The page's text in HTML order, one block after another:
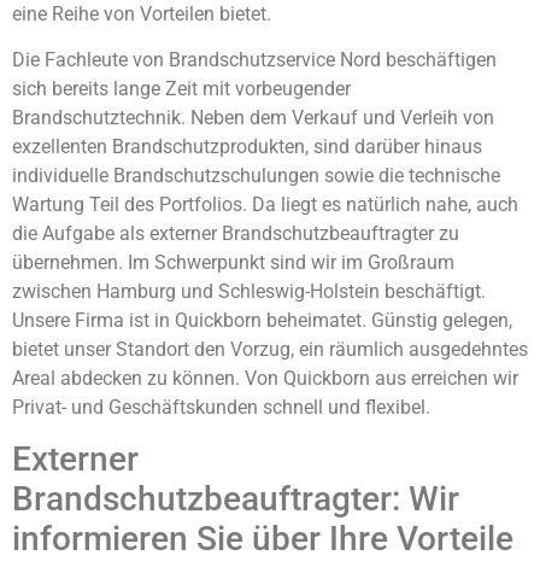
eine Reihe von Vorteilen bietet.
Die Fachleute von Brandschutzservice Nord beschäftigen
sich bereits lange Zeit mit vorbeugender
Brandschutztechnik. Neben dem Verkauf und Verleih von
exzellenten Brandschutzprodukten, sind darüber hinaus
individuelle Brandschutzschulungen sowie die technische
Wartung Teil des Portfolios. Da liegt es natürlich nahe, auch
die Aufgabe als externer Brandschutzbeauftragter zu
übernehmen. Im Schwerpunkt sind wir im Großraum
zwischen Hamburg und Schleswig-Holstein beschäftigt.
Unsere Firma ist in Quickborn beheimatet. Günstig gelegen,
bietet unser Standort den Vorzug, ein räumlich ausgedehntes
Areal abdecken zu können. Von Quickborn aus erreichen wir
Privat- und Geschäftskunden schnell und flexibel.
Externer
Brandschutzbeauftragter: Wir
informieren Sie über Ihre Vorteile